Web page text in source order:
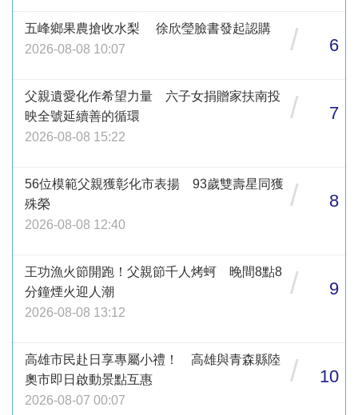
五峰鄉果農搶收水梨 徐欣瑩臉書發起認購
2026-08-08 10:07
/ 6
父親遺愛化作希望力量 六子女捐贈家扶南投
映全號延續善的循環
2026-08-08 15:22
/ 7
56位模範父親獲彰化市表揚 93歲雙壽星同獲
殊榮
2026-08-08 12:40
/ 8
王功漁火節開跑！父親節千人烤蚵 晚間8點8
分鐘煙火迎人潮
2026-08-08 13:12
/ 9
高雄市民赴日享專屬小禮！ 高雄與青森縣陸
奧市即日啟動景點互惠
2026-08-07 00:07
/ 10